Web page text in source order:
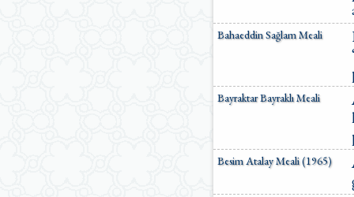
Bahaeddin Sağlam Meali
Bayraktar Bayraklı Meali
Besim Atalay Meali (1965)